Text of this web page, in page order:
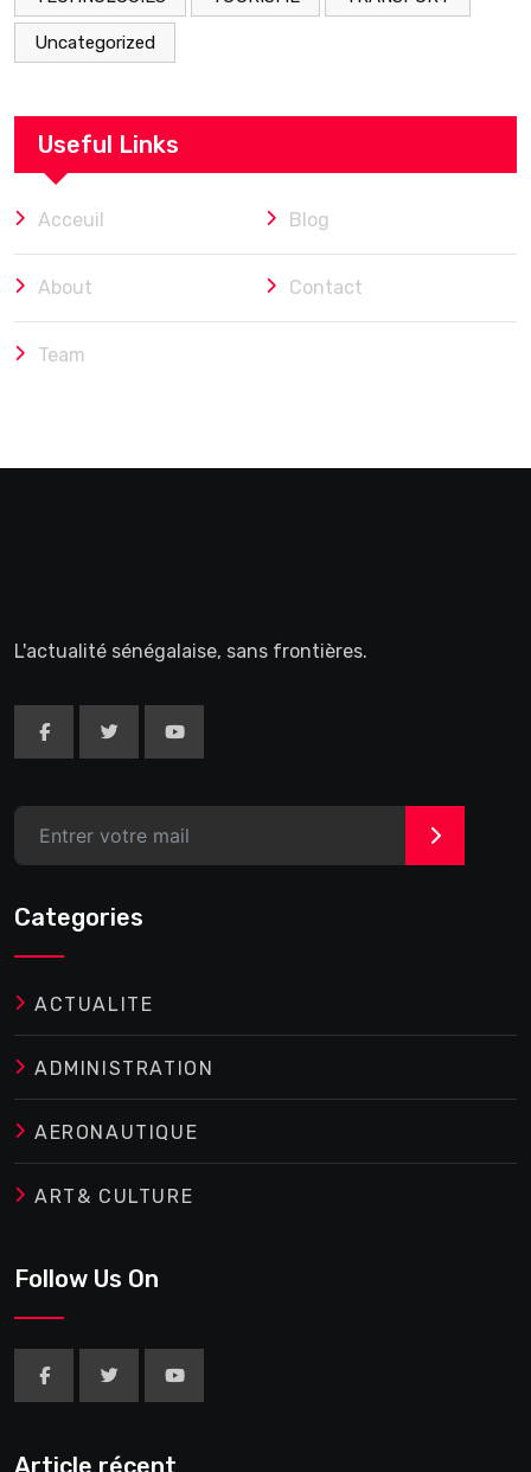
Uncategorized
Useful Links
Acceuil Blog
About Contact
Team
L'actualité sénégalaise, sans frontières.
>
Categories
ACTUALITE
ADMINISTRATION
AERONAUTIQUE
ART& CULTURE
Follow Us On
Article récent